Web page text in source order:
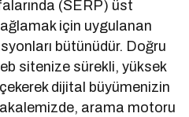
(SERP) üst
için uygulanan
bütünüdür. Doğru
sitenize sürekli, yüksek
dijital büyümenizin
arama motoru